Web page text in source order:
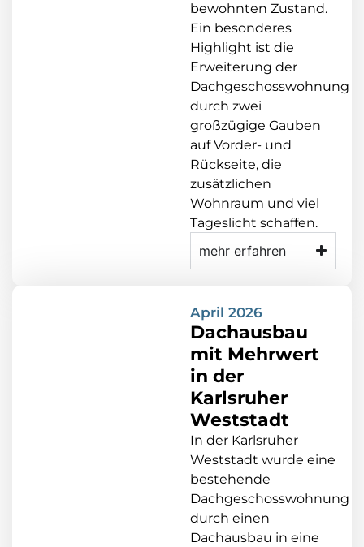
bewohnten Zustand.
Ein besonderes
Highlight ist die
Erweiterung der
Dachgeschosswohnung
durch zwei
großzügige Gauben
auf Vorder- und
Rückseite, die
zusätzlichen
Wohnraum und viel
Tageslicht schaffen.
mehr erfahren
April 2026
Dachausbau
mit Mehrwert
in der
Karlsruher
Weststadt
In der Karlsruher
Weststadt wurde eine
bestehende
Dachgeschosswohnung
durch einen
Dachausbau in eine